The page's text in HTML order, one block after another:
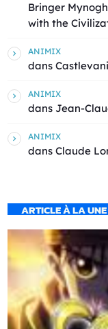
Bringer
with the
ANIMIX
dans
ANIMIX
dans Jean-
ANIMIX
dans Claude
ARTICLE À LA